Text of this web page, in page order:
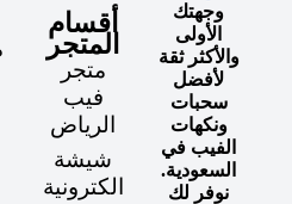
وجهتك
الأولى
والأكثر ثقة
لأفضل
سحبات
ونكهات
الفيب في
السعودية.
نوفر لك
أقسام
المتجر
متجر
فيب
الرياض
شيشة
الكترونية